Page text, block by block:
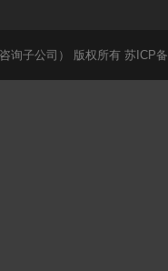
询子公司） 版权所有 苏ICP